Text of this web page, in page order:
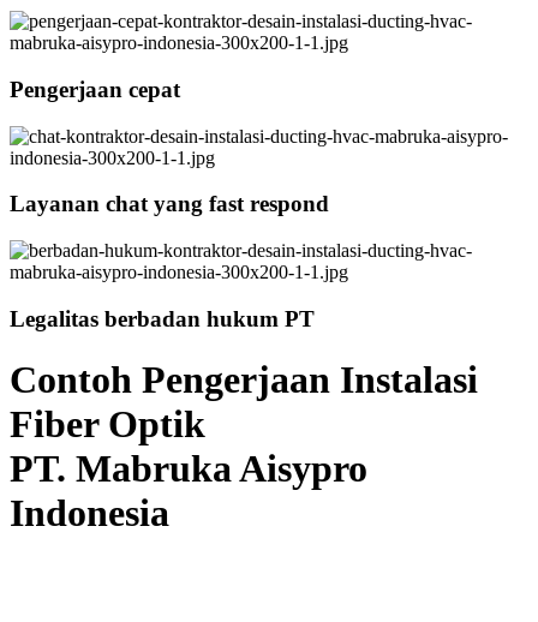
Pengerjaan cepat
Layanan chat yang fast respond
Legalitas berbadan hukum PT
Contoh Pengerjaan Instalasi
Fiber Optik
PT. Mabruka Aisypro
Indonesia